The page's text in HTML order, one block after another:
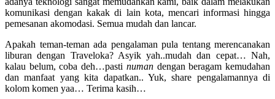
komunikasi dengan kakak di lain kota, mencari informasi hingga
pemesanan akomodasi. Semua mudah dan lancar.
Apakah teman-teman ada pengalaman pula tentang merencanakan
liburan dengan Traveloka? Asyik yah..mudah dan cepat… Nah,
kalau belum, coba deh…pasti numandengan beragam kemudahan
dan manfaat yang kita dapatkan.. Yuk, share pengalamannya di
kolom komen yaa… Terima kasih…